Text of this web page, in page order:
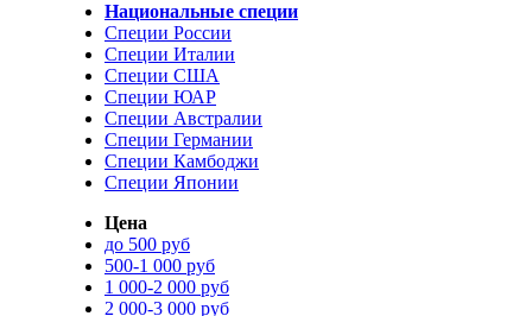
Национальные специи
Специи России
Специи Италии
Специи США
Специи ЮАР
Специи Австралии
Специи Германии
Специи Камбоджи
Специи Японии
Цена
до 500 руб
500-1 000 руб
1 000-2 000 руб
2 000-3 000 руб